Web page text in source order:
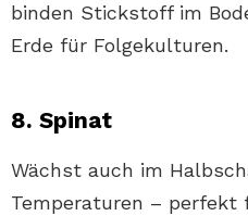
binden Stickstoff im
Erde für Folgekulturen.
8. Spinat
Wächst auch im
Temperaturen – perfekt